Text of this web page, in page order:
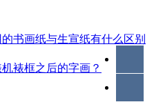
书画纸与生宣纸有什么区别
裱框之后的字画？